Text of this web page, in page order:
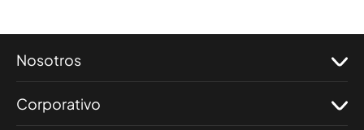
Nosotros
Corporativo